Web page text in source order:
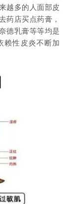
越多的人面部皮
药店买点药膏，
德乳膏等等均是
赖性皮炎不断加